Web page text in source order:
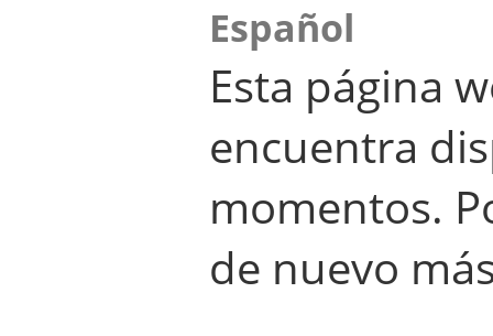
Español
Esta página
encuentra
momentos.
de nuevo